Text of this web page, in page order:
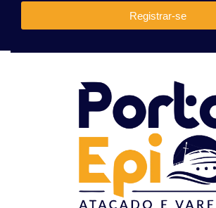
Registrar-se